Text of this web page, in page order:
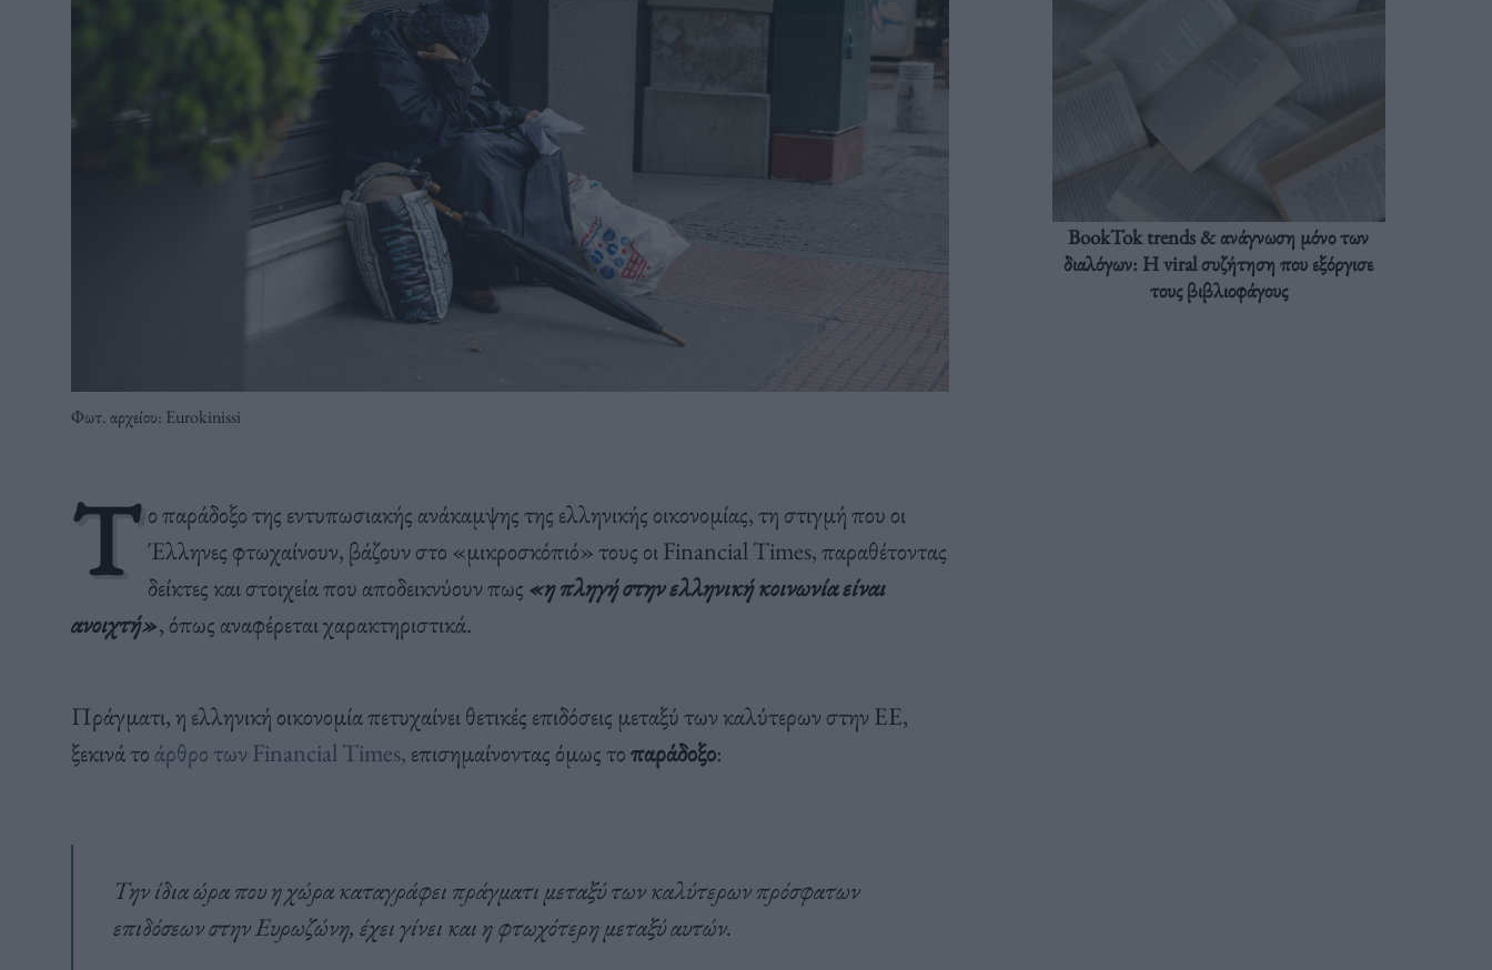
Φωτ. αρχείου: Eurokinissi
Τ ο παράδοξο της εντυπωσιακής ανάκαμψης της ελληνικής οικονομίας, τη στιγμή που οι
Έλληνες φτωχαίνουν, βάζουν στο «μικροσκόπιό» τους οι Financial Times, παραθέτοντας
δείκτες και στοιχεία που αποδεικνύουν πως «η πληγή στην ελληνική κοινωνία είναι
ανοιχτή», όπως αναφέρεται χαρακτηριστικά.
Πράγματι, η ελληνική οικονομία πετυχαίνει θετικές επιδόσεις μεταξύ των καλύτερων στην ΕΕ,
ξεκινά το άρθρο των Financial Times, επισημαίνοντας όμως τοπαράδοξο:
Την ίδια ώρα που η χώρα καταγράφει πράγματι μεταξύ των καλύτερων πρόσφατων
επιδόσεων στην Ευρωζώνη, έχει γίνει και η φτωχότερη μεταξύ αυτών.
BookTok trends & ανάγνωση μόνο των
διαλόγων: Η viral συζήτηση που εξόργισε
τους βιβλιοφάγους